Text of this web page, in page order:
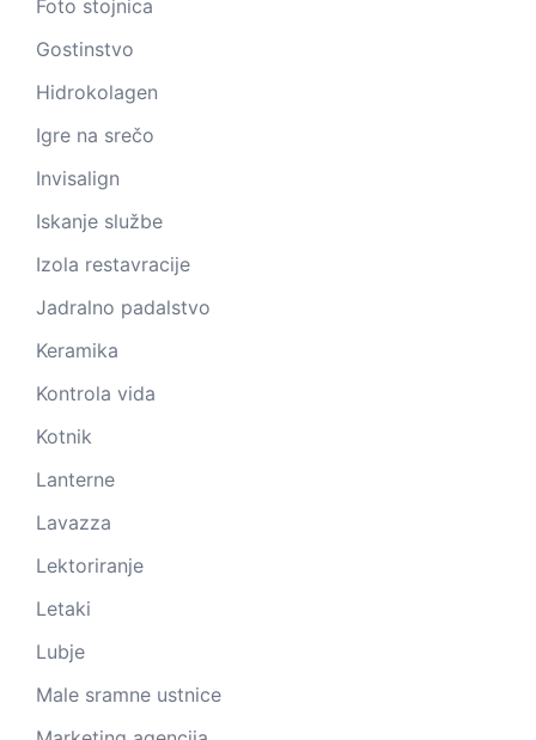
Foto stojnica
Gostinstvo
Hidrokolagen
Igre na srečo
Invisalign
Iskanje službe
Izola restavracije
Jadralno padalstvo
Keramika
Kontrola vida
Kotnik
Lanterne
Lavazza
Lektoriranje
Letaki
Lubje
Male sramne ustnice